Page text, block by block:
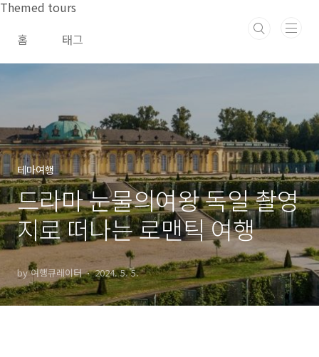
본문 바로가기
Themed tours
홈
태그
테마여행
드라마 눈물의여왕 독일 촬영
지로 떠나는 로맨틱 여행
by 여행큐레이터 2024. 5. 5.